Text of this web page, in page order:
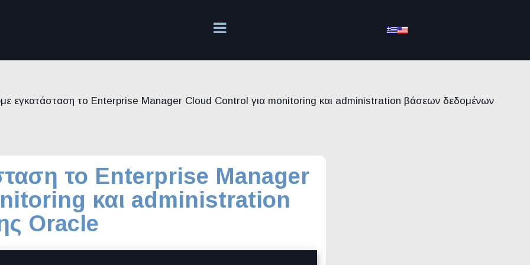
εγκατάσταση το Enterprise Manager Cloud Control για monitoring και administration βάσεων δεδομένων
το Enterprise Manager
και administration
Oracle